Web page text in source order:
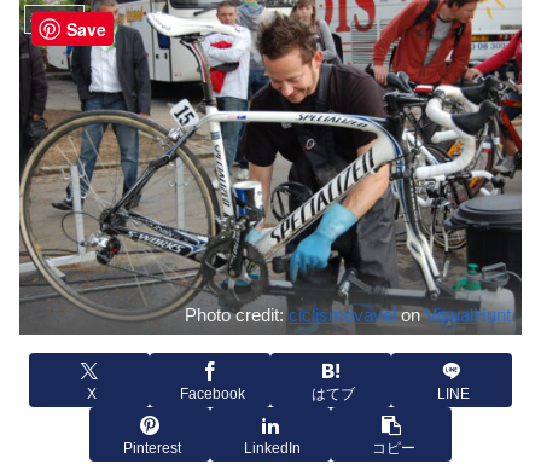
機材情報
Photo credit: ciclismovavelonVisualHunt
X Facebook はてブ LINE
Pinterest LinkedIn コピー
Save